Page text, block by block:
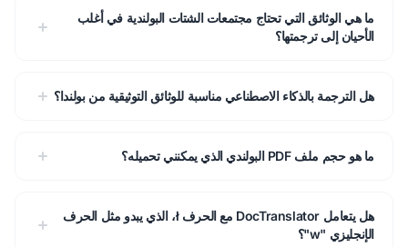
ما هي الوثائق التي تحتاج مجتمعات الشتات البولندية في أغلب
الأحيان إلى ترجمتها؟
هل الترجمة بالذكاء الاصطناعي مناسبة للوثائق التوثيقية من بولندا؟
ما هو حجم ملف PDF البولندي الذي يمكنني تحميله؟
هل يتعامل DocTranslator مع الحرف ł، الذي يبدو مثل الحرف
الإنجليزي "w"؟